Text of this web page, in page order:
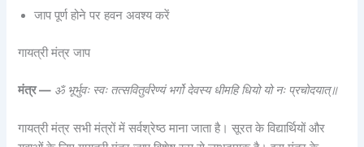
जाप पूर्ण होने पर हवन अवश्य करें
गायत्री मंत्र जाप
मंत्र — ॐ भूर्भुवः स्वः तत्सवितुर्वरेण्यं भर्गो देवस्य धीमहि धियो यो नः प्रचोदयात्॥
गायत्री मंत्र सभी मंत्रों में सर्वश्रेष्ठ माना जाता है। सूरत के विद्यार्थियों और